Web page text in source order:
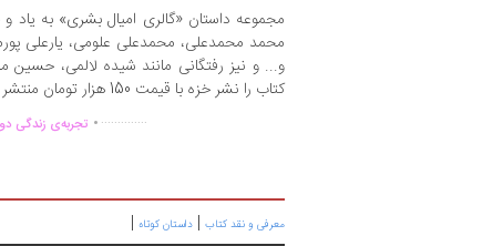
مجموعه داستان «گالری امیال بشری» به یاد
محمد محمدعلی، محمدعلی علومی، یارعلی
و... و نیز رفتگانی مانند شیده لالمی،
کتاب را نشر خزه با قیمت 150 هزار تومان منتشر کرده است.
تجربه‌ی زندگی...............
معرفی و نقد کتاب | داستان کوتاه |